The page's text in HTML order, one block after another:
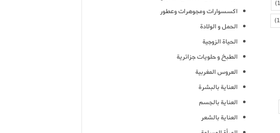
اكسسوارات ومجوهرات وعطور
الحمل و الولادة
الحياة الزوجية
الطبخ و حلويات جزائرية
العروس المغربية
العناية بالبشرة
العناية بالجسم
العناية بالشعر